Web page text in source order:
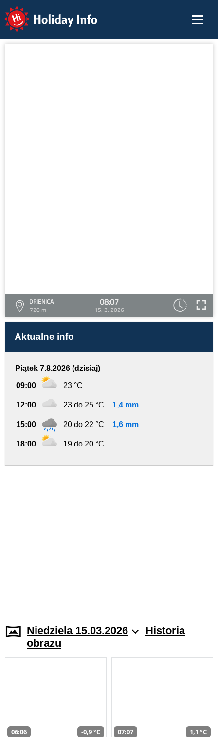
Holiday Info
DRIENICA
720 m
08:07
15. 3. 2026
Aktualne info
Piątek 7.8.2026 (dzisiaj)
09:00 23 °C
12:00 23 do 25 °C 1,4 mm
15:00 20 do 22 °C 1,6 mm
18:00 19 do 20 °C
Niedziela 15.03.2026
Historia
obrazu
06:06 -0,9 °C 07:07 1,1 °C